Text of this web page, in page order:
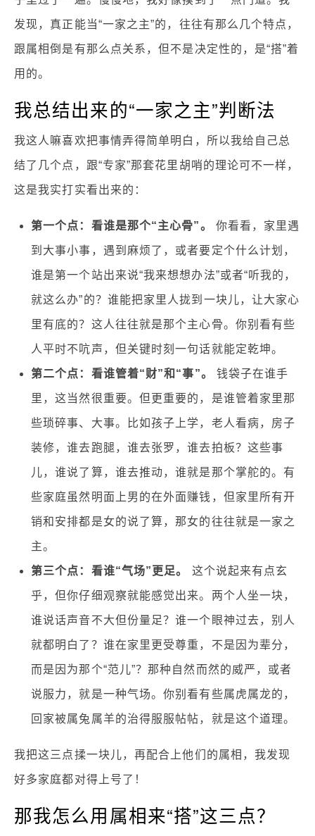
发现，真正能当“一家之主”的，往往有那么几个特点，
跟属相倒是有那么点关系，但不是决定性的，是“搭”着
用的。
我总结出来的“一家之主”判断法
我这人嘛喜欢把事情弄得简单明白，所以我给自己总
结了几个点，跟“专家”那套花里胡哨的理论可不一样，
这是我实打实看出来的：
第一个点：看谁是那个“主心骨”。 你看看，家里遇
到大事小事，遇到麻烦了，或者要定个什么计划，
谁是第一个站出来说“我来想想办法”或者“听我的，
就这么办”的？谁能把家里人拢到一块儿，让大家心
里有底的？这人往往就是那个主心骨。你别看有些
人平时不吭声，但关键时刻一句话就能定乾坤。
第二个点：看谁管着“财”和“事”。 钱袋子在谁手
里，这当然很重要。但更重要的，是谁管着家里那
些琐碎事、大事。比如孩子上学，老人看病，房子
装修，谁去跑腿，谁去张罗，谁去拍板？这些事
儿，谁说了算，谁去推动，谁就是那个掌舵的。有
些家庭虽然明面上男的在外面赚钱，但家里所有开
销和安排都是女的说了算，那女的往往就是一家之
主。
第三个点：看谁“气场”更足。 这个说起来有点玄
乎，但你仔细观察就能感觉出来。两个人坐一块，
谁说话声音不大但份量足？谁一个眼神过去，别人
就都明白了？谁在家里更受尊重，不是因为辈分，
而是因为那个“范儿”？那种自然而然的威严，或者
说服力，就是一种气场。你别看有些属虎属龙的，
回家被属兔属羊的治得服服帖帖，就是这个道理。
我把这三点揉一块儿，再配合上他们的属相，我发现
好多家庭都对得上号了！
那我怎么用属相来“搭”这三点？